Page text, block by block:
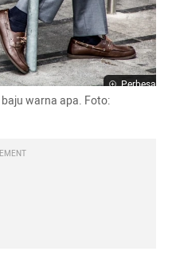
Perbesar
warna apa. Foto: